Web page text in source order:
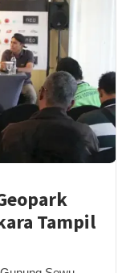
Tampil